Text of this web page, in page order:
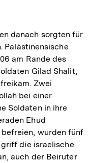
danach sorgten für
Palästinensische
am Rande des
Gilad Shalit,
Zwei
bei einer
Soldaten in ihre
Ehud
wurden fünf
die israelische
auch der Beiruter